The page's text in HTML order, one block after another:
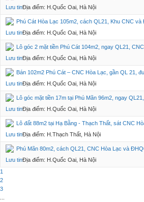
Lưu tinĐịa điểm: H.Quốc Oai, Hà Nội
Phú Cát Hòa Lạc 105m2, cách QL21, Khu CNC
Lưu tinĐịa điểm: H.Quốc Oai, Hà Nội
Lô góc 2 mặt tiền Phú Cát 104m2, ngay QL21,
Lưu tinĐịa điểm: H.Quốc Oai, Hà Nội
Bán 102m2 Phú Cát – CNC Hòa Lạc, gần QL 21,
Lưu tinĐịa điểm: H.Quốc Oai, Hà Nội
Lô góc mặt tiền 17m tại Phú Mãn 96m2, ngay
Lưu tinĐịa điểm: H.Quốc Oai, Hà Nội
Lô đất 88m2 tại Hạ Bằng - Thạch Thất, sát CNC
Lưu tinĐịa điểm: H.Thạch Thất, Hà Nội
Phú Mãn 80m2, cách QL21, CNC Hòa Lạc và
Lưu tinĐịa điểm: H.Quốc Oai, Hà Nội
1
2
3